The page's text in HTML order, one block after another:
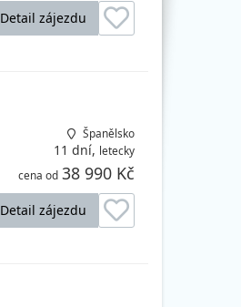
Detail zájezdu
Španělsko
11 dní, letecky
cena od 38 990 Kč
Detail zájezdu